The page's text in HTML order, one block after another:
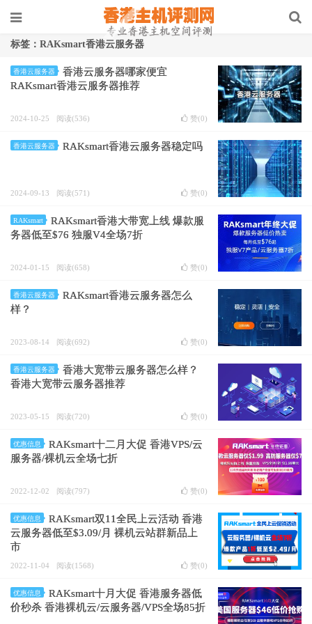
标签：RAKsmart香港云服务器
香港云服务器
香港云服务器哪家便宜
RAKsmart香港云服务器推荐
2024-10-25 阅读(536) 赞(0)
香港云服务器 RAKsmart香港云服务器稳定吗
2024-09-13 阅读(571) 赞(0)
RAKsmart
RAKsmart香港大带宽上线 爆款服
务器低至$76 独服V4全场7折
2024-01-15 阅读(658) 赞(0)
香港云服务器
RAKsmart香港云服务器怎么
样？
2023-08-14 阅读(692) 赞(0)
香港云服务器
香港大宽带云服务器怎么样？
香港大宽带云服务器推荐
2023-05-15 阅读(720) 赞(0)
优惠信息
RAKsmart十二月大促 香港VPS/云
服务器/裸机云全场七折
2022-12-02 阅读(797) 赞(0)
优惠信息
RAKsmart双11全民上云活动 香港
云服务器低至$3.09/月 裸机云站群新品上
市
2022-11-04 阅读(1568) 赞(0)
优惠信息
RAKsmart十月大促 香港服务器低
价秒杀 香港裸机云/云服务器/VPS全场85折